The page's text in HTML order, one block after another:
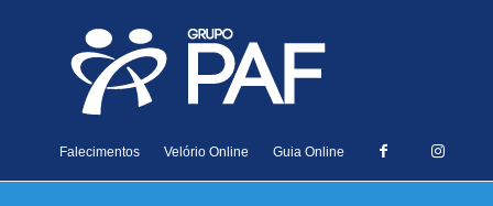
Falecimentos Velório Online Guia Online